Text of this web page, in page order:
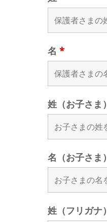
名 *
姓（お子さま）
名（お子さま）
姓（フリガナ）